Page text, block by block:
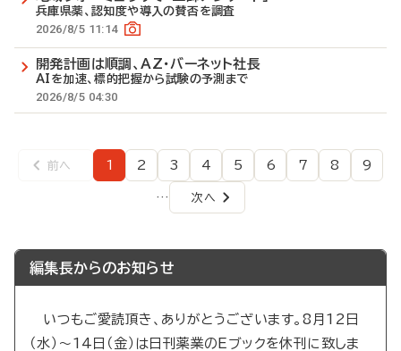
兵庫県薬、認知度や導入の賛否を調査
2026/8/5 11:14
開発計画は順調、AZ・バーネット社長
AIを加速、標的把握から試験の予測まで
2026/8/5 04:30
ジ
前
前へ
ペ
ー
1
ペ
ー
2
ペ
ー
3
ペ
ー
ジ
4
ペ
ー
5
ペ
ー
6
ペ
ー
7
ペ
ー
8
ペ
ー
9
…
次
ペ
次へ
編集長からのお知らせ
いつもご愛読頂き、ありがとうございます。8月12日
（水）～14日（金）は日刊薬業のEブックを休刊に致しま